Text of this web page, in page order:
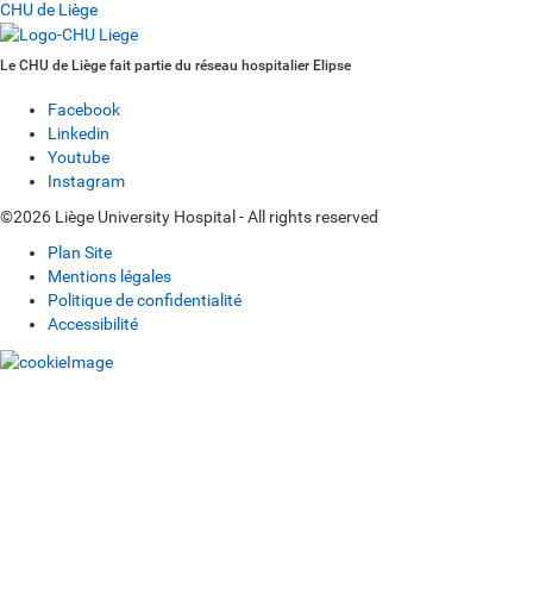
CHU de Liège
Le CHU de Liège fait partie du réseau hospitalier Elipse
Facebook
Linkedin
Youtube
Instagram
©2026 Liège University Hospital - All rights reserved
Plan Site
Mentions légales
Politique de confidentialité
Accessibilité